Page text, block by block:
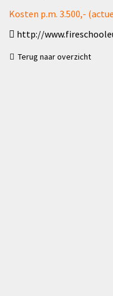
Kosten p.m. 3.500,-
http://
Terug naar overzicht